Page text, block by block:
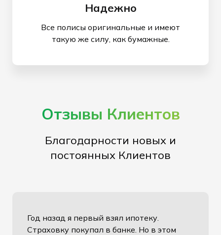
Надежно
Все полисы оригинальные и имеют
такую же силу, как бумажные.
Отзывы Клиентов
Благодарности новых и
постоянных Клиентов
Год назад я первый взял ипотеку.
Страховку покупал в банке. Но в этом